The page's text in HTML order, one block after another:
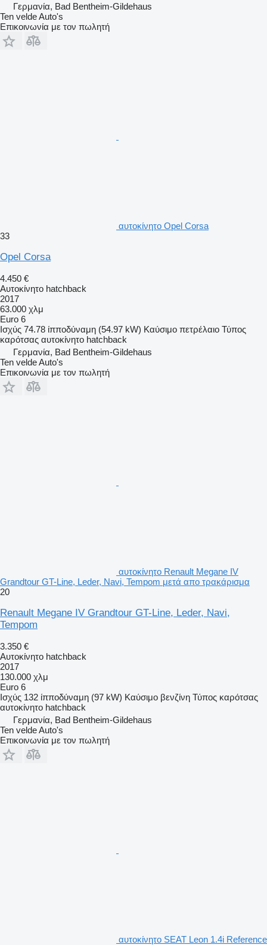
Γερμανία, Bad Bentheim-Gildehaus
Ten velde Auto's
Επικοινωνία με τον πωλητή
αυτοκίνητο Opel Corsa
33
Opel Corsa
4.450 €
Αυτοκίνητο hatchback
2017
63.000 χλμ
Euro 6
Ισχύς 74.78 ίπποδύναμη (54.97 kW) Καύσιμο πετρέλαιο Τύπος
καρότσας αυτοκίνητο hatchback
Γερμανία, Bad Bentheim-Gildehaus
Ten velde Auto's
Επικοινωνία με τον πωλητή
αυτοκίνητο Renault Megane IV
Grandtour GT-Line, Leder, Navi, Tempom μετά απο τρακάρισμα
20
Renault Megane IV Grandtour GT-Line, Leder, Navi,
Tempom
3.350 €
Αυτοκίνητο hatchback
2017
130.000 χλμ
Euro 6
Ισχύς 132 ίπποδύναμη (97 kW) Καύσιμο βενζίνη Τύπος καρότσας
αυτοκίνητο hatchback
Γερμανία, Bad Bentheim-Gildehaus
Ten velde Auto's
Επικοινωνία με τον πωλητή
αυτοκίνητο SEAT Leon 1.4i Reference